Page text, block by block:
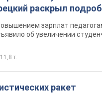
раскрыл
зарплат
об увеличении
11,8 т.
ракет